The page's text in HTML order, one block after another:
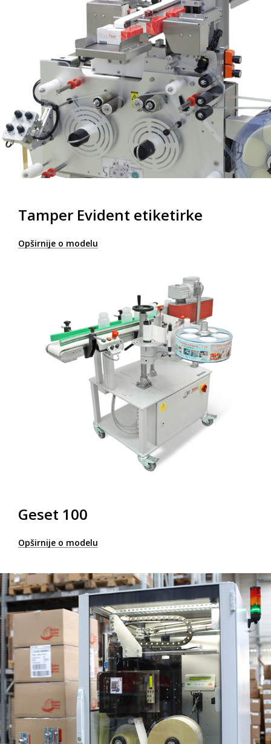
Tamper Evident etiketirke
Opširnije o modelu
Geset 100
Opširnije o modelu